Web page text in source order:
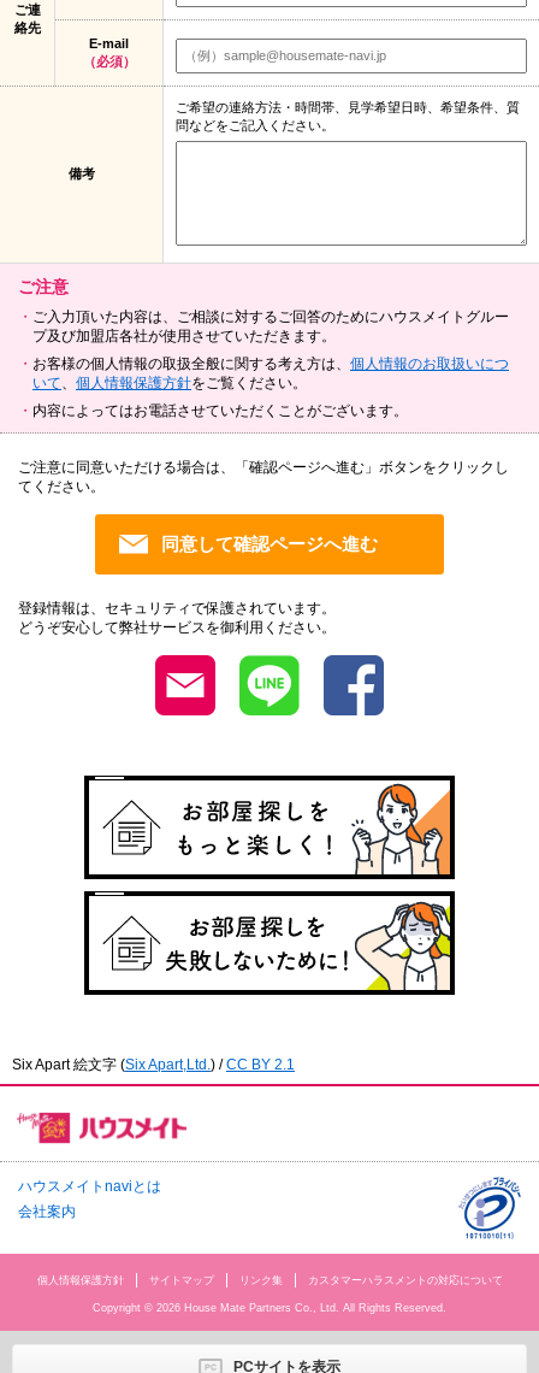
ご連
絡先
E-mail
（必須）
備考
ご希望の連絡方法・時間帯、見学希望日時、希望条件、質
問などをご記入ください。
ご注意
ご入力頂いた内容は、ご相談に対するご回答のためにハウスメイトグルー
プ及び加盟店各社が使用させていただきます。
お客様の個人情報の取扱全般に関する考え方は、 個人情報のお取扱いにつ
いて
個人情報保護方針をご覧ください。
内容によってはお電話させていただくことがございます。
ご注意に同意いただける場合は、「確認ページへ進む」ボタンをクリックし
てください。
登録情報は、セキュリティで保護されています。
どうぞ安心して弊社サービスを御利用ください。
Six Apart 絵文字 (Six Apart,Ltd. ) /CC BY 2.1
ハウスメイトnaviとは
会社案内
個人情報保護方針 サイトマップ リンク集 カスタマーハラスメントの対応について
Copyright © 2026 House Mate Partners Co., Ltd. All Rights Reserved.
PCサイトを表示